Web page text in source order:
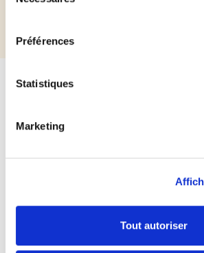
Préférences
Statistiques
Marketing
Tout autoriser